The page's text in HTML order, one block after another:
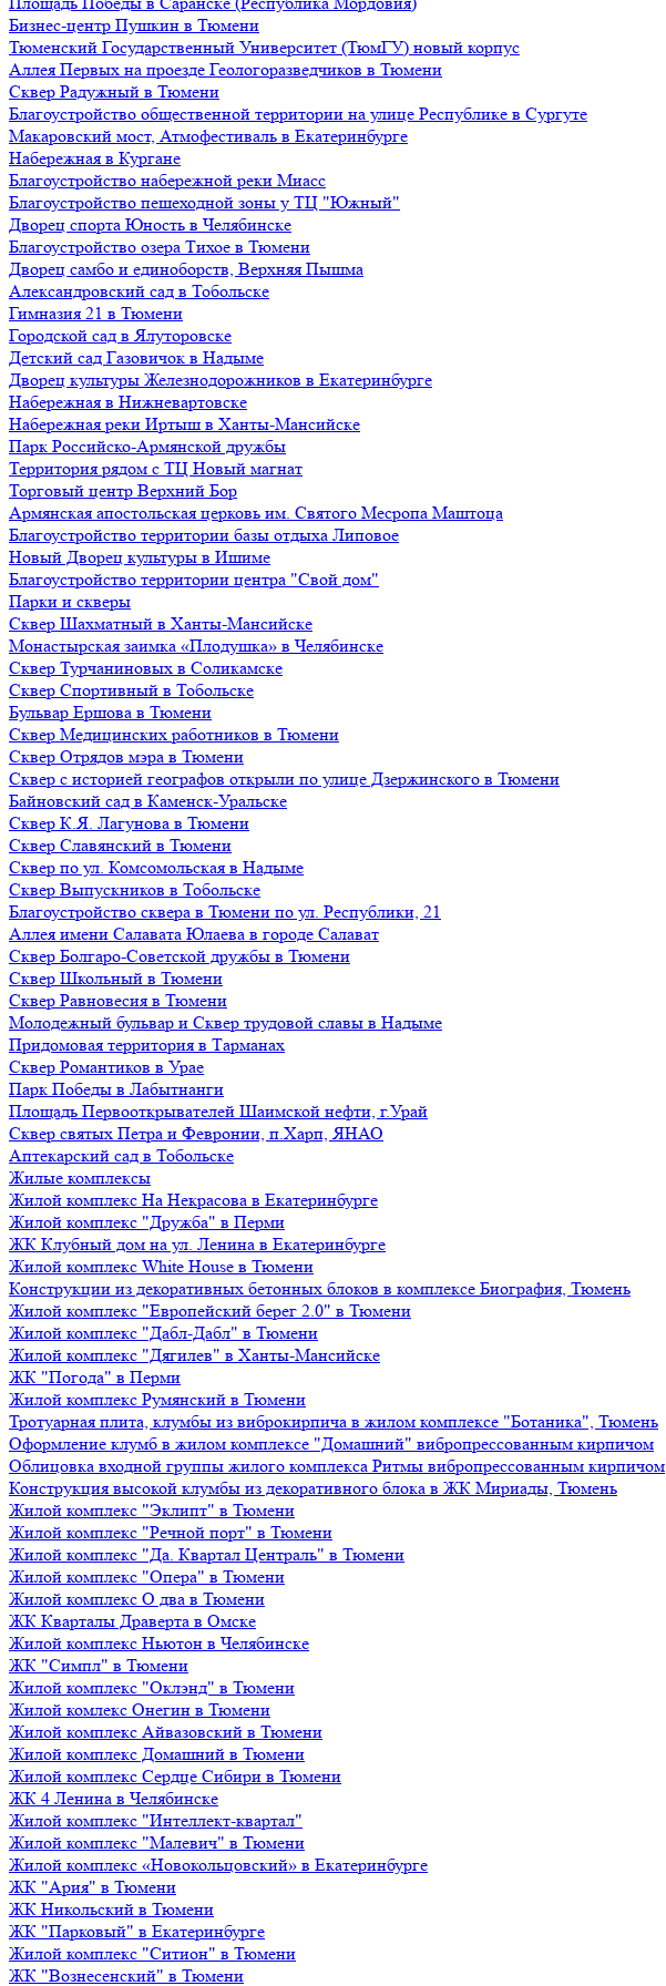
Бизнес-центр Пушкин в Тюмени
Тюменский Государственный Университет (ТюмГУ) новый корпус
Аллея Первых на проезде Геологоразведчиков в Тюмени
Сквер Радужный в Тюмени
Благоустройство общественной территории на улице Республике в Сургуте
Макаровский мост, Атмофестиваль в Екатеринбурге
Набережная в Кургане
Благоустройство набережной реки Миасс
Благоустройство пешеходной зоны у ТЦ "Южный"
Дворец спорта Юность в Челябинске
Благоустройство озера Тихое в Тюмени
Дворец самбо и единоборств, Верхняя Пышма
Александровский сад в Тобольске
Гимназия 21 в Тюмени
Городской сад в Ялуторовске
Детский сад Газовичок в Надыме
Дворец культуры Железнодорожников в Екатеринбурге
Набережная в Нижневартовске
Набережная реки Иртыш в Ханты-Мансийске
Парк Российско-Армянской дружбы
Территория рядом с ТЦ Новый магнат
Торговый центр Верхний Бор
Армянская апостольская церковь им. Святого Месропа Маштоца
Благоустройство территории базы отдыха Липовое
Нoвый Двoрeц культуры в Ишимe
Благоустройство территории центра "Свой дом"
Парки и скверы
Сквер Шахматный в Ханты-Мансийске
Монастырская заимка «Плодушка» в Челябинске
Сквер Турчаниновых в Соликамске
Сквер Спортивный в Тобольске
Бульвар Ершова в Тюмени
Сквер Медицинских работников в Тюмени
Сквер Отрядов мэра в Тюмени
Сквер с историей географов открыли по улице Дзержинского в Тюмени
Байновский сад в Каменск-Уральске
Сквер К.Я. Лагунова в Тюмени
Сквер Славянский в Тюмени
Сквер по ул. Комсомольская в Надыме
Сквер Выпускников в Тобольске
Благоустройство сквера в Тюмени по ул. Республики, 21
Аллея имени Салавата Юлаева в городе Салават
Сквер Болгаро-Советской дружбы в Тюмени
Сквер Школьный в Тюмени
Сквер Равновесия в Тюмени
Молодежный бульвар и Сквер трудовой славы в Надыме
Придомовая территория в Тарманах
Сквер Романтиков в Урае
Парк Победы в Лабытнанги
Площадь Первооткрывателей Шаимской нефти, г.Урай
Сквер святых Петра и Февронии, п.Харп, ЯНАО
Аптекарский сад в Тобольске
Жилые комплексы
Жилой комплекс На Некрасова в Екатеринбурге
Жилой комплекс "Дружба" в Перми
ЖК Клубный дом на ул. Ленина в Екатеринбурге
Жилой комплекс White House в Тюмени
Конструкции из декоративных бетонных блоков в комплексе Биография, Тюмень
Жилой комплекс "Европейский берег 2.0" в Тюмени
Жилой комплекс "Дабл-Дабл" в Тюмени
Жилой комплекс "Дягилев" в Ханты-Мансийске
ЖК "Погода" в Перми
Жилой комплекс Румянский в Тюмени
Тротуарная плита, клумбы из виброкирпича в жилом комплексе "Ботаника", Тюмень
Оформление клумб в жилом комплексе "Домашний" вибропрессованным кирпичом
Облицовка входной группы жилого комплекса Ритмы вибропрессованным кирпичом
Конструкция высокой клумбы из декоративного блока в ЖК Мириады, Тюмень
Жилой комплекс "Эклипт" в Тюмени
Жилой комплекс "Речной порт" в Тюмени
Жилой комплекс "Да. Квартал Централь" в Тюмени
Жилой комплекс "Опера" в Тюмени
Жилой комплекс О два в Тюмени
ЖК Кварталы Драверта в Омске
Жилой комплекс Ньютон в Челябинске
ЖК "Симпл" в Тюмени
Жилой комплекс "Оклэнд" в Тюмени
Жилой комлекс Онегин в Тюмени
Жилой комплекс Айвазовский в Тюмени
Жилой комплекс Домашний в Тюмени
Жилой комплекс Сердце Сибири в Тюмени
ЖК 4 Ленина в Челябинске
Жилой комплекс "Интеллект-квартал"
Жилой комплекс "Малевич" в Тюмени
Жилой комплекс «Новокольцовский» в Екатеринбурге
ЖК "Ария" в Тюмени
ЖК Никольский в Тюмени
ЖК "Парковый" в Екатеринбурге
Жилой комплекс "Ситион" в Тюмени
ЖК "Вознесенский" в Тюмени